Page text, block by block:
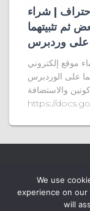
| شراء
ثم تثبيتهما
على وردبرس
موقع إلكتروني
على الوردبرس
والاستضافة
https://
We use
experience on
will